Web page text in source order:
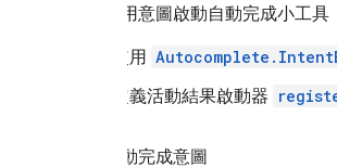
如要使用意圖啟動自動完成小工
使用
定義活動結果啟動器
建立自動完成意圖